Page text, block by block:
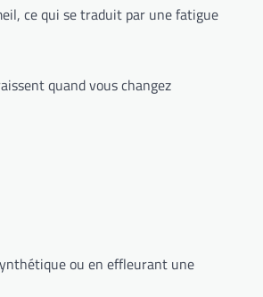
ce qui se traduit par une fatigue
quand vous changez
ou en effleurant une